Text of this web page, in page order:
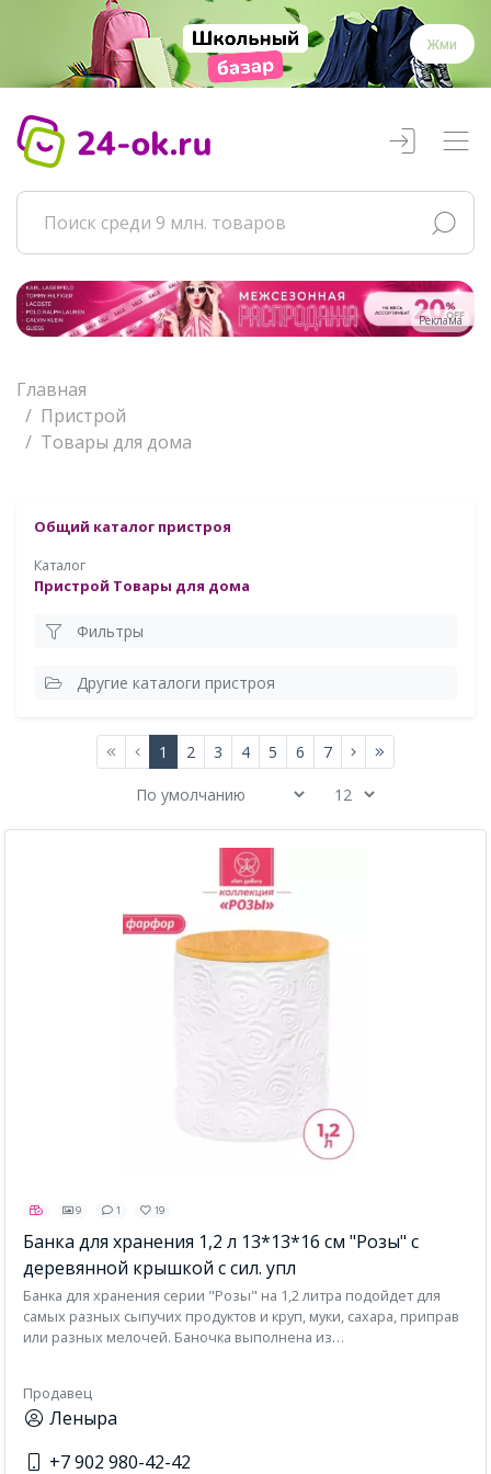
Жми
Реклама
Главная
Пристрой
Товары для дома
Общий каталог пристроя
Каталог
Пристрой Товары для дома
Фильтры
Другие каталоги пристроя
1 2 3 4 5 6 7
9 1 19
Банка для хранения 1,2 л 13*13*16 см "Розы" с
деревянной крышкой с сил. упл
Банка для хранения серии "Розы" на 1,2 литра подойдет для
самых разных сыпучих продуктов и круп, муки, сахара, приправ
или разных мелочей. Баночка выполнена из
крышку с силиконовым уплотнителем. Фарфоровая посуда
отличается от керамики повышенной плотностью. Фарфор не
может быть подвержена керамическая посуда. Размер емкости
Продавец
Леныра
+7 902 980-42-42